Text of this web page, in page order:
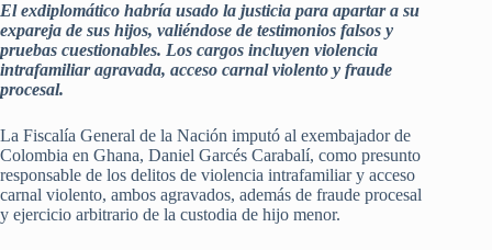
El exdiplomático habría usado la justicia para apartar a su
expareja de sus hijos, valiéndose de testimonios falsos y
pruebas cuestionables. Los cargos incluyen violencia
intrafamiliar agravada, acceso carnal violento y fraude
procesal.
La Fiscalía General de la Nación imputó al exembajador de
Colombia en Ghana, Daniel Garcés Carabalí, como presunto
responsable de los delitos de violencia intrafamiliar y acceso
carnal violento, ambos agravados, además de fraude procesal
y ejercicio arbitrario de la custodia de hijo menor.